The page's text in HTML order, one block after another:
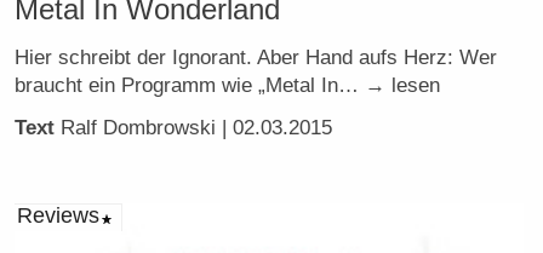
Metal In Wonderland
Hier schreibt der Ignorant. Aber Hand aufs Herz: Wer
braucht ein Programm wie „Metal In… → lesen
Text Ralf Dombrowski | 02.03.2015
Reviews